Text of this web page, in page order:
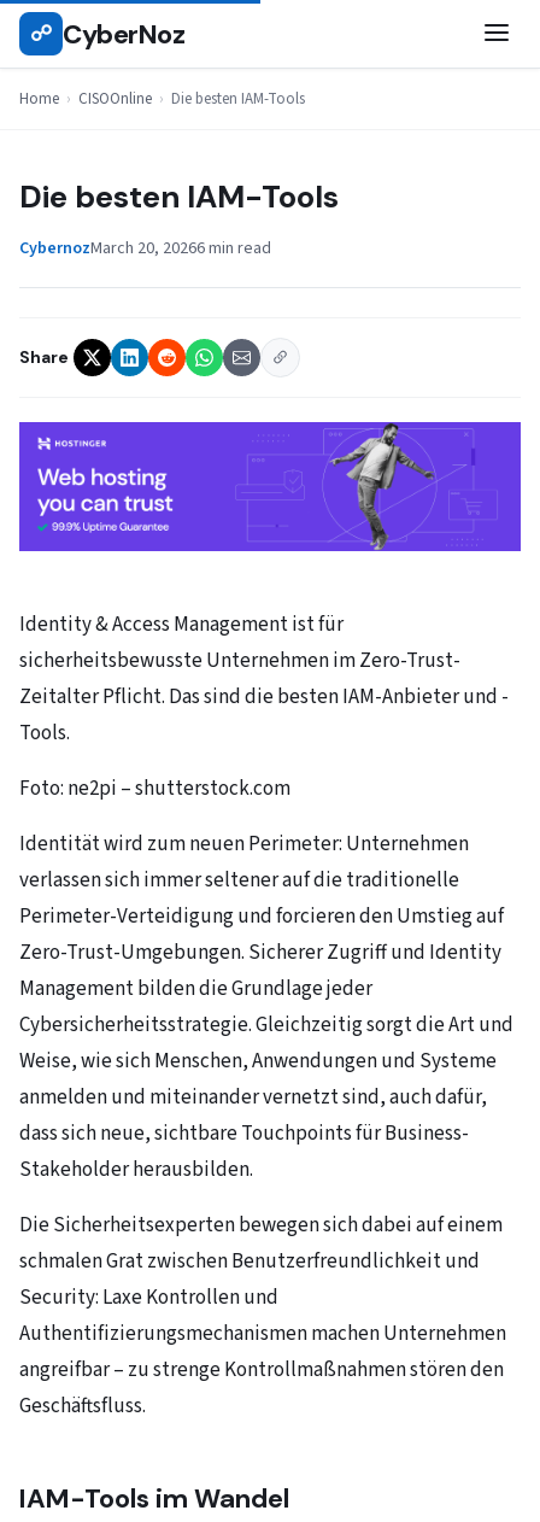
Skip
☍ CyberNoz
Home › CISOOnline › Die besten IAM-Tools
CISOONLINE
Die besten IAM-Tools
CybernozMarch 20, 20266 min read
Share
Identity & Access Management ist für
sicherheitsbewusste Unternehmen im Zero-Trust-
Zeitalter Pflicht. Das sind die besten IAM-Anbieter und -
Tools.
Foto: ne2pi – shutterstock.com
Identität wird zum neuen Perimeter: Unternehmen
verlassen sich immer seltener auf die traditionelle
Perimeter-Verteidigung und forcieren den Umstieg auf
Zero-Trust-Umgebungen. Sicherer Zugriff und Identity
Management bilden die Grundlage jeder
Cybersicherheitsstrategie. Gleichzeitig sorgt die Art und
Weise, wie sich Menschen, Anwendungen und Systeme
anmelden und miteinander vernetzt sind, auch dafür,
dass sich neue, sichtbare Touchpoints für Business-
Stakeholder herausbilden.
Die Sicherheitsexperten bewegen sich dabei auf einem
schmalen Grat zwischen Benutzerfreundlichkeit und
Security: Laxe Kontrollen und
Authentifizierungsmechanismen machen Unternehmen
angreifbar – zu strenge Kontrollmaßnahmen stören den
Geschäftsfluss.
IAM-Tools im Wandel